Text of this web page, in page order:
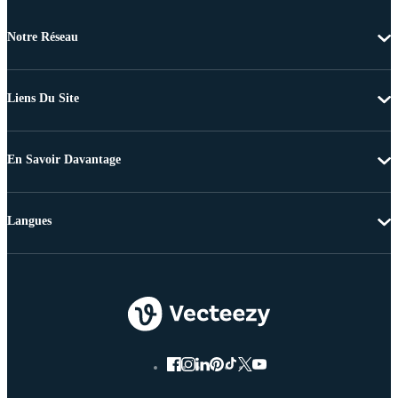
Notre Réseau
Liens Du Site
En Savoir Davantage
Langues